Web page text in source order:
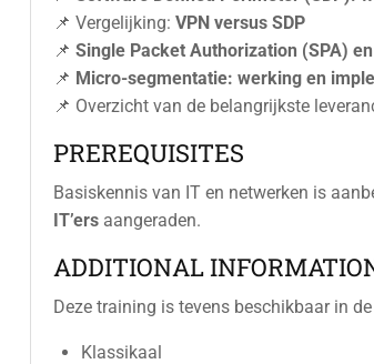
📌 Vergelijking: VPN versus SDP
📌 Single Packet Authorization (SPA)
📌 Micro-segmentatie: werking en
📌 Overzicht van de belangrijkste
PREREQUISITES
Basiskennis van IT en netwerken is
IT’ers aangeraden.
ADDITIONAL
Deze training is tevens beschikbaar in
Klassikaal